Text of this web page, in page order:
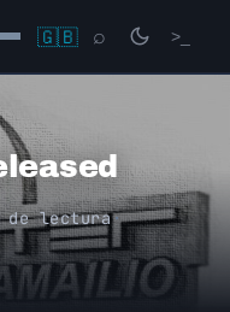
🇬🇧 ⌕ >_
de lectura·